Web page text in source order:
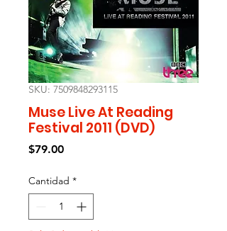
SKU: 7509848293115
Muse Live At Reading
Festival 2011 (DVD)
$79.00Precio
Cantidad *